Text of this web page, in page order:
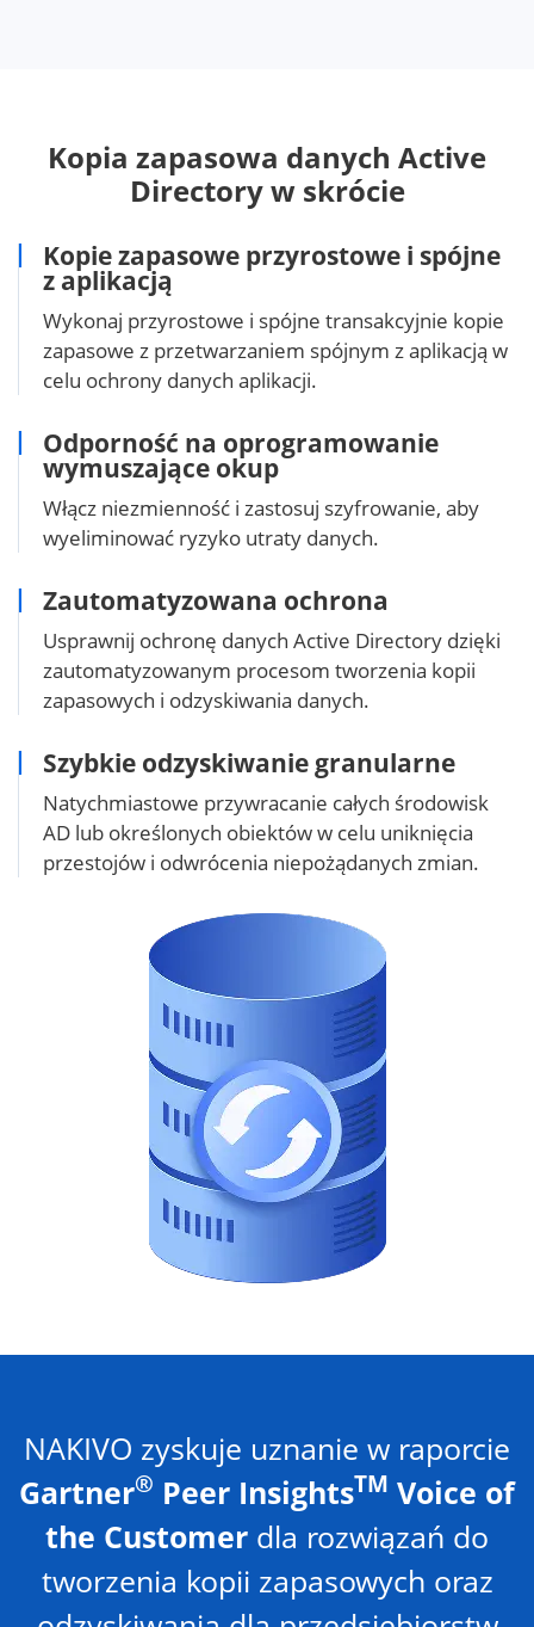
Kopia zapasowa danych Active
Directory w skrócie
Kopie zapasowe przyrostowe i spójne
z aplikacją
Wykonaj przyrostowe i spójne transakcyjnie kopie
zapasowe z przetwarzaniem spójnym z aplikacją w
celu ochrony danych aplikacji.
Odporność na oprogramowanie
wymuszające okup
Włącz niezmienność i zastosuj szyfrowanie, aby
wyeliminować ryzyko utraty danych.
Zautomatyzowana ochrona
Usprawnij ochronę danych Active Directory dzięki
zautomatyzowanym procesom tworzenia kopii
zapasowych i odzyskiwania danych.
Szybkie odzyskiwanie granularne
Natychmiastowe przywracanie całych środowisk
AD lub określonych obiektów w celu uniknięcia
przestojów i odwrócenia niepożądanych zmian.
NAKIVO zyskuje uznanie w raporcie
Gartner® Peer InsightsTM Voice of
the Customer dla rozwiązań do
tworzenia kopii zapasowych oraz